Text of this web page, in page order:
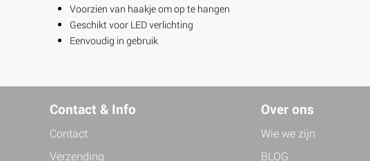
Voorzien van haakje om op te hangen
Geschikt voor LED verlichting
Eenvoudig in gebruik
Contact & Info
Contact
Verzending
Over ons
Wie we zijn
BLOG